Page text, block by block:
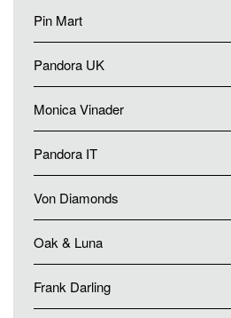
Pin Mart
Pandora UK
Monica Vinader
Pandora IT
Von Diamonds
Oak & Luna
Frank Darling